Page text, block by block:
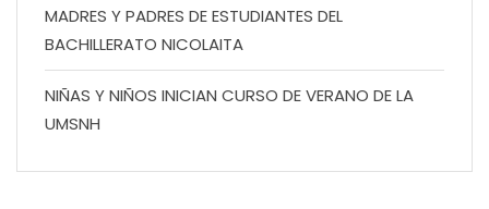
MADRES Y PADRES DE ESTUDIANTES DEL
BACHILLERATO NICOLAITA
NIÑAS Y NIÑOS INICIAN CURSO DE VERANO DE LA
UMSNH